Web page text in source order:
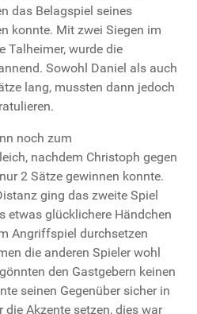
das Belagspiel seines
konnte. Mit zwei Siegen im
Talheimer, wurde die
Sowohl Daniel als auch
lang, mussten dann jedoch
noch zum
nachdem Christoph gegen
2 Sätze gewinnen konnte.
ging das zweite Spiel
etwas glücklichere Händchen
Angriffspiel durchsetzen
die anderen Spieler wohl
den Gastgebern keinen
seinen Gegenüber sicher in
Akzente setzen, dies war